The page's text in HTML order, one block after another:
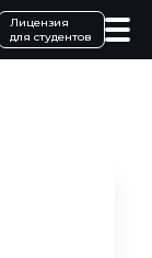
Лицензия
для студентов